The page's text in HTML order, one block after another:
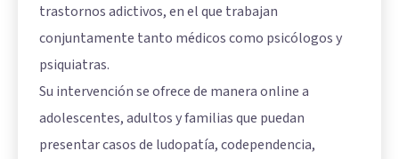
trastornos adictivos, en el que trabajan
conjuntamente tanto médicos como psicólogos y
psiquiatras.
Su intervención se ofrece de manera online a
adolescentes, adultos y familias que puedan
presentar casos de ludopatía, codependencia,